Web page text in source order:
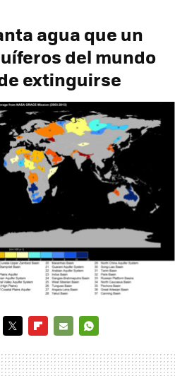
agua que un
del mundo
extinguirse
MAIL